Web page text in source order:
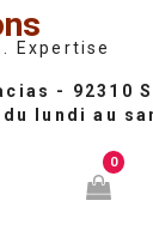
Expertise
0